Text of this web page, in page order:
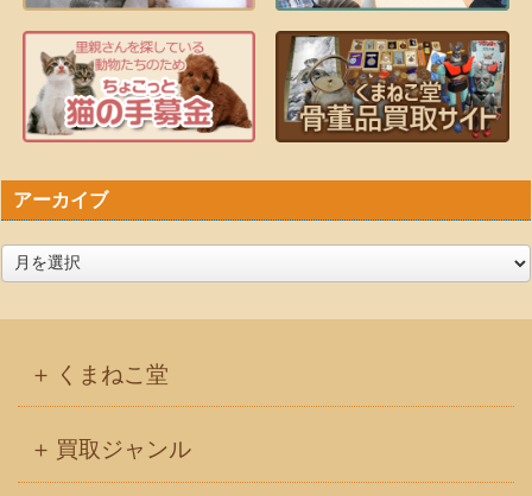
アーカイブ
くまねこ堂
買取ジャンル